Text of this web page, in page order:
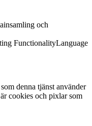
och
FunctionalityLanguage
denna tjänst använder
cookies och pixlar som